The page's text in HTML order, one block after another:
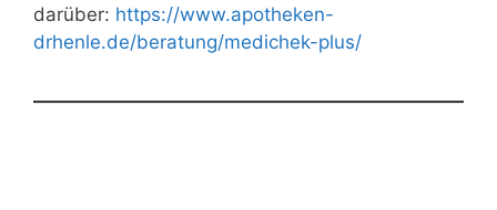
darüber: https://www.apotheken-
drhenle.de/beratung/medichek-plus/